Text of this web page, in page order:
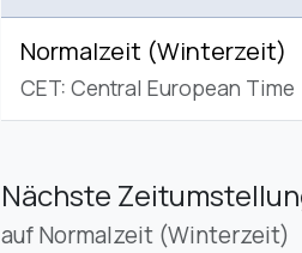
Normalzeit (Winterzeit)
CET: Central European Time
Nächste
auf Normalzeit (Winterzeit)